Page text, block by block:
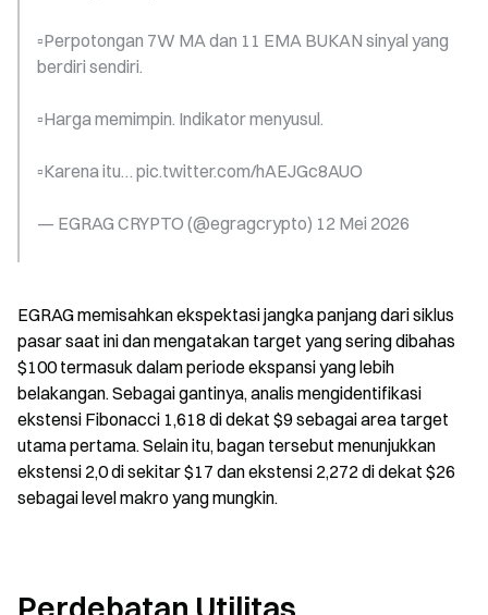
▫️Perpotongan 7W MA dan 11 EMA BUKAN sinyal yang
berdiri sendiri.
▫️Harga memimpin. Indikator menyusul.
▫️Karena itu… pic.twitter.com/hAEJGc8AUO
— EGRAG CRYPTO (@egragcrypto) 12 Mei 2026
EGRAG memisahkan ekspektasi jangka panjang dari siklus
pasar saat ini dan mengatakan target yang sering dibahas
$100 termasuk dalam periode ekspansi yang lebih
belakangan. Sebagai gantinya, analis mengidentifikasi
ekstensi Fibonacci 1,618 di dekat $9 sebagai area target
utama pertama. Selain itu, bagan tersebut menunjukkan
ekstensi 2,0 di sekitar $17 dan ekstensi 2,272 di dekat $26
sebagai level makro yang mungkin.